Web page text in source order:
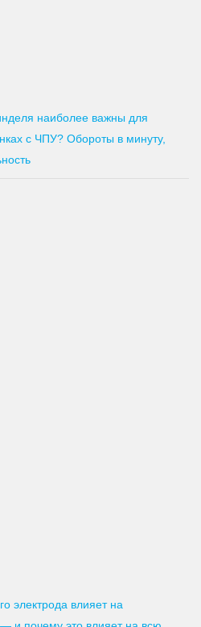
наиболее важны для
с ЧПУ? Обороты в минуту,
электрода влияет на